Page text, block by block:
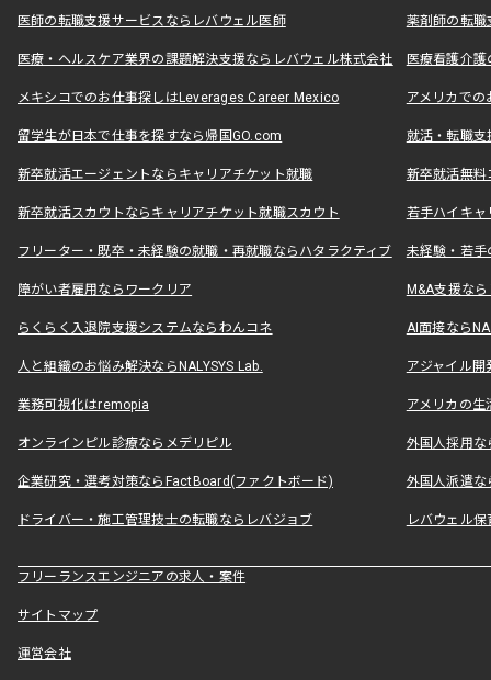
医師の転職支援サービスならレバウェル医師 薬剤師の転
医療・ヘルスケア業界の課題解決支援ならレバウェル株式会社 医療看護介
メキシコでのお仕事探しはLeverages Career Mexico アメリカで
留学生が日本で仕事を探すなら帰国GO.com 就活・転職
新卒就活エージェントならキャリアチケット就職 新卒就活無料
新卒就活スカウトならキャリアチケット就職スカウト 若手ハイキ
フリーター・既卒・未経験の就職・再就職ならハタラクティブ 未経験・若手
障がい者雇用ならワークリア M&A支援な
らくらく入退院支援システムならわんコネ AI面接なら
人と組織のお悩み解決ならNALYSYS Lab. アジャイル
業務可視化はremopia アメリカの
オンラインピル診療ならメデリピル 外国人採用
企業研究・選考対策ならFactBoard(ファクトボード) 外国人派遣な
ドライバー・施工管理技士の転職ならレバジョブ レバウェル
フリーランスエンジニアの求人・案件
サイトマップ
運営会社